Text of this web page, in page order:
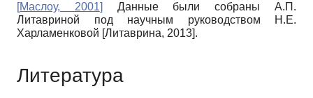
[Маслоу, 2001]
Данные были собраны А.П.
Литавриной под научным руководством Н.Е.
Харламенковой [Литаврина, 2013].
Литература